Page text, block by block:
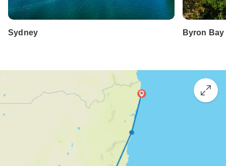
Sydney Byron Bay